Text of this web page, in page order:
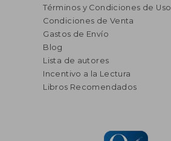
Términos y Condiciones de Uso
Condiciones de Venta
Gastos de Envío
Blog
Lista de autores
Incentivo a la Lectura
Libros Recomendados